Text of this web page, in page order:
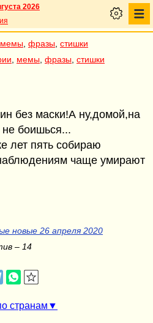
2026
мемы фразы стишки
мемы фразы стишки
без маски!А ну,домой,на
боишься...
лет пять собираю
чаще умирают
новые 26 апреля 2020
– 14
странам